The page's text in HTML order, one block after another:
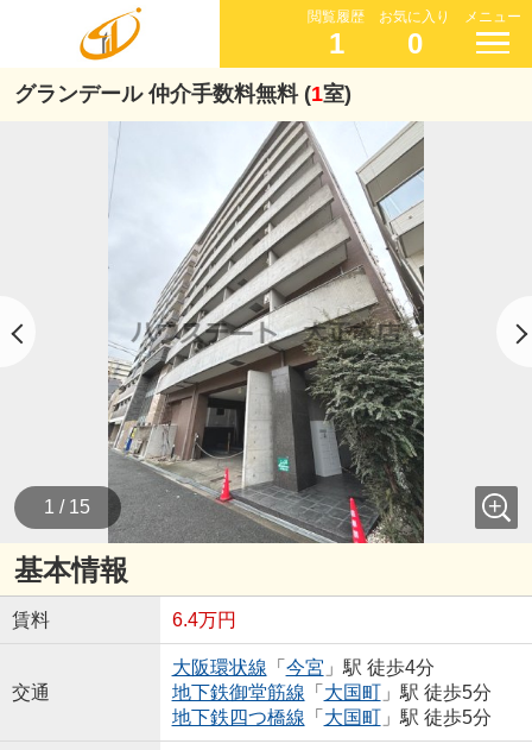
閲覧履歴
1
お気に入り
0
メニュー
グランデール 仲介手数料無料 (1室)
1 / 15
基本情報
賃料 6.4万円
交通
大阪環状線 「 今宮 」駅 徒歩4分
地下鉄御堂筋線 「 大国町」駅 徒歩5分
地下鉄四つ橋線 「 大国町」駅 徒歩5分